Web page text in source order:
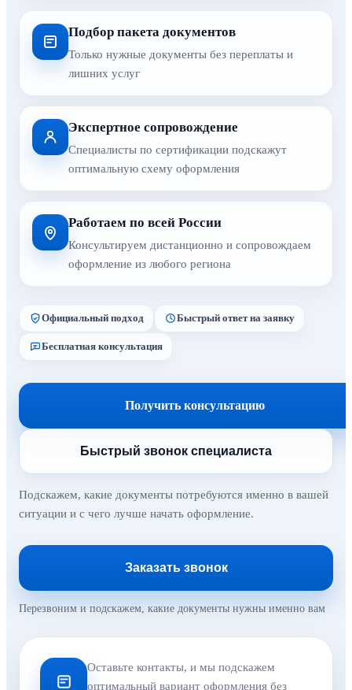
Подбор пакета документов
Только нужные документы без переплаты и
лишних услуг
Экспертное сопровождение
Специалисты по сертификации подскажут
оптимальную схему оформления
Работаем по всей России
Консультируем дистанционно и сопровождаем
оформление из любого региона
Официальный подход Быстрый ответ на заявку
Бесплатная консультация
Получить консультацию
Быстрый звонок специалиста
Подскажем, какие документы потребуются именно в вашей
ситуации и с чего лучше начать оформление.
Заказать звонок
Перезвоним и подскажем, какие документы нужны именно вам
Оставьте контакты, и мы подскажем
оптимальный вариант оформления без